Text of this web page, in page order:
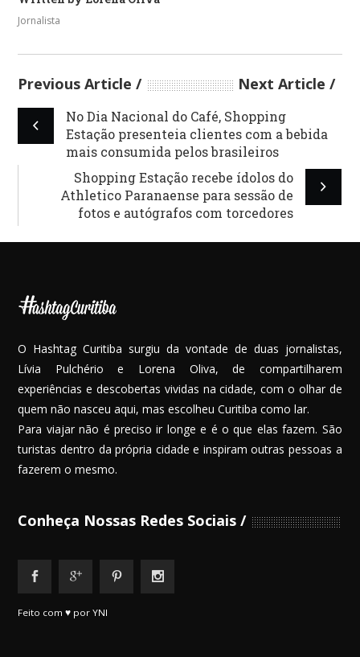
Jornalista
Previous Article Next Article
No Dia Nacional do Café, Shopping
Estação presenteia clientes com a bebida
mais consumida pelos brasileiros
Shopping Estação recebe ídolos do
Athletico Paranaense para sessão de
fotos e autógrafos com torcedores
O Hashtag Curitiba surgiu da vontade de duas jornalistas,
Lívia Pulchério e Lorena Oliva, de compartilharem
experiências e descobertas vividas na cidade, com o olhar de
quem não nasceu aqui, mas escolheu Curitiba como lar.
Para viajar não é preciso ir longe e é o que elas fazem. São
turistas dentro da própria cidade e inspiram outras pessoas a
fazerem o mesmo.
Conheça Nossas Redes Sociais
Feito com ♥ por YNI